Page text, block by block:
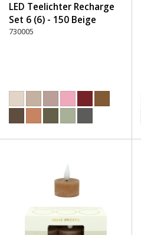
LED Teelichter Recharge
Set 6 (6) - 150 Beige
730005